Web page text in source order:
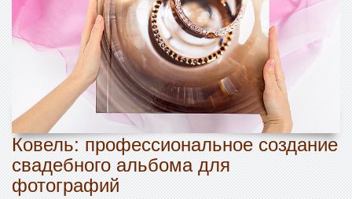
Ковель: профессиональное создание
свадебного альбома для
фотографий